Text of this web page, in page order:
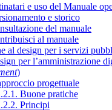
e uso del Manuale
e storico
del manuale
al manuale
al design per i servizi
per l’amministrazione
)
progettuale
Buone pratiche
Principi